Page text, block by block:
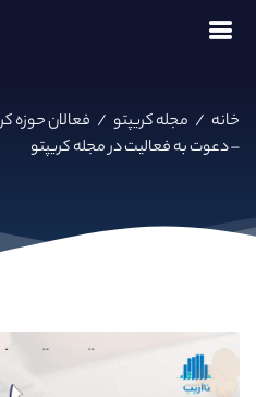
خانه / مجله کریپتو / فعالان حوزه
– دعوت به فعالیت در مجله کریپتو